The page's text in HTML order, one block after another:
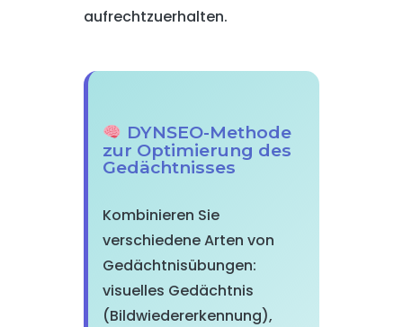
aufrechtzuerhalten.
DYNSEO-Methode
zur Optimierung des
Gedächtnisses
Kombinieren Sie
verschiedene Arten von
Gedächtnisübungen:
visuelles Gedächtnis
(Bildwiedererkennung),